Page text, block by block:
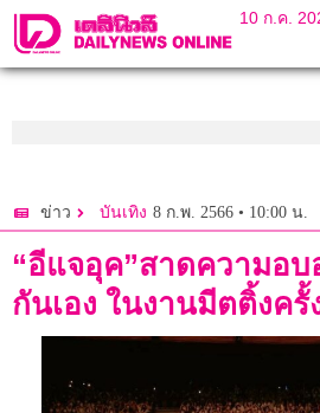
10 ก.ค.
ข่าว บันเทิง 8 ก.พ. 2566 • 10:00 น.
“อีแจอุค”สาดความอ
กันเอง ในงานมีตติ้งครั้